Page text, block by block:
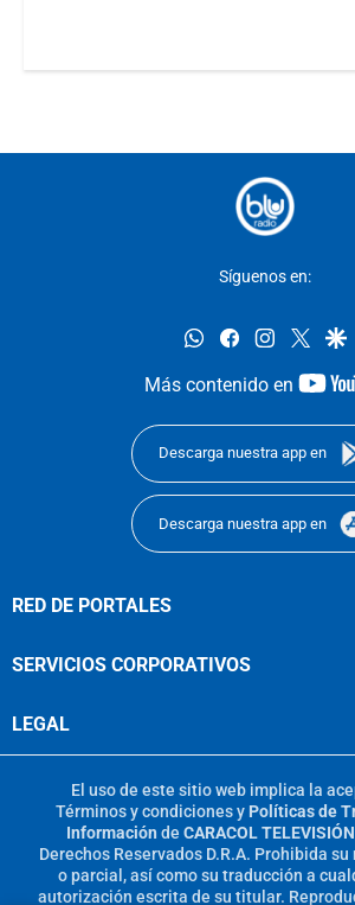
Síguenos en:
whatsappfacebookinstagram
twitter
Más contenido en
Descarga nuestra app en
Descarga nuestra app en
RED DE PORTALES
SERVICIOS CORPORATIVOS
LEGAL
El uso de este sitio web implica la
Términos y condicionesy Políticas de
Información de CARACOL
Derechos Reservados D.R.A. Prohibida
o parcial, así como su traducción a
autorización escrita de su titular.